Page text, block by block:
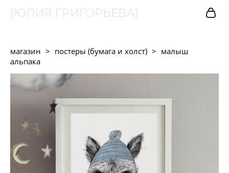
{ЮЛИЯ ГРИГОРЬЕВА}
магазин > постеры (бумага и холст) > малыш
альпака